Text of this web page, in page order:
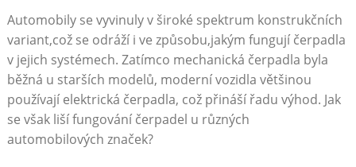
Automobily​ se​ vyvinuly v široké‌ spektrum konstrukčních
variant,což se odráží i⁢ ve⁤ způsobu,jakým fungují čerpadla
v​ jejich systémech. ​Zatímco mechanická čerpadla byla
běžná⁣ u⁢ starších modelů, moderní vozidla většinou
⁤používají elektrická ⁣čerpadla,⁢ což přináší⁣ řadu výhod. Jak
se​ však liší fungování čerpadel u různých
automobilových značek?